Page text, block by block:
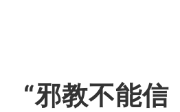
“邪教不能信